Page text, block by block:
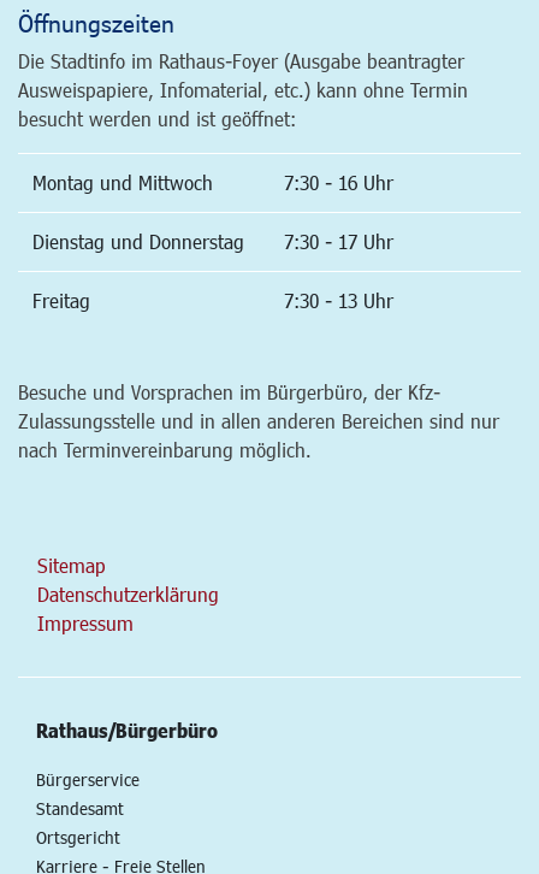
Öffnungszeiten
Die Stadtinfo im Rathaus-Foyer (Ausgabe beantragter
Ausweispapiere, Infomaterial, etc.) kann ohne Termin
besucht werden und ist geöffnet:
Montag und Mittwoch 7:30 - 16 Uhr
Dienstag und Donnerstag 7:30 - 17 Uhr
Freitag 7:30 - 13 Uhr
Besuche und Vorsprachen im Bürgerbüro, der Kfz-
Zulassungsstelle und in allen anderen Bereichen sind nur
nach Terminvereinbarung möglich.
Sitemap
Datenschutzerklärung
Impressum
Rathaus/Bürgerbüro
Bürgerservice
Standesamt
Ortsgericht
Karriere - Freie Stellen